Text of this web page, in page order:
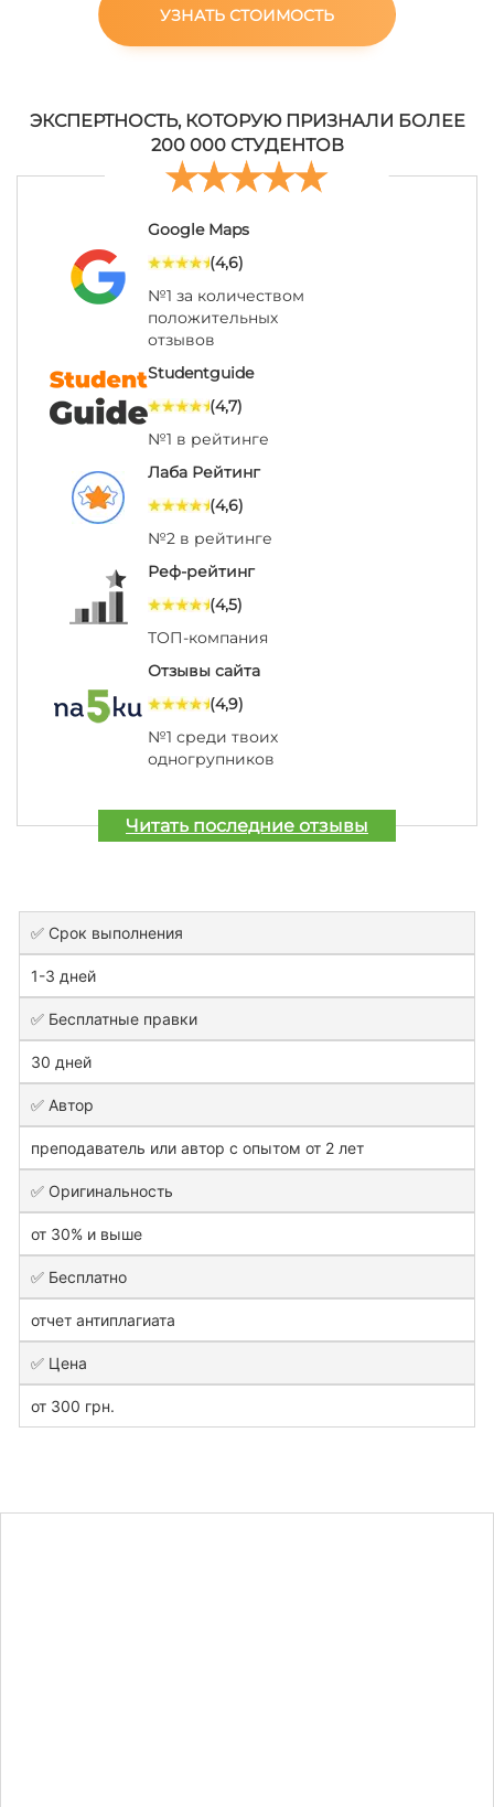
УЗНАТЬ СТОИМОСТЬ
ЭКСПЕРТНОСТЬ, КОТОРУЮ ПРИЗНАЛИ БОЛЕЕ
200 000 СТУДЕНТОВ
Google Maps
(4,6)
№1 за количеством
положительных
отзывов
Studentguide
(4,7)
№1 в рейтинге
Лаба Рейтинг
(4,6)
№2 в рейтинге
Реф-рейтинг
(4,5)
ТОП-компания
Отзывы сайта
(4,9)
№1 среди твоих
одногрупников
Читать последние отзывы
✅ Срок выполнения
1-3 дней
✅ Бесплатные правки
30 дней
✅ Автор
преподаватель или автор с опытом от 2 лет
✅ Оригинальность
от 30% и выше
✅ Бесплатно
отчет антиплагиата
✅ Цена
от 300 грн.